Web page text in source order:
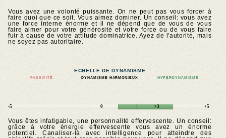
Vous avez une volonté puissante. On ne peut pas vous forcer à
faire quoi que ce soit. Vous aimez dominer. Un conseil: vous avez
une force interne énorme et il ne dépend que de vous de vous
faire aimer pour votre générosité et votre force ou de vous faire
fuir à cause de votre attitude dominatrice. Ayez de l'autorité, mais
ne soyez pas autoritaire.
ECHELLE DE DYNAMISME
PASSIVITÉ DYNAMISME HARMONIEUX HYPERDYNAMISME
-5 0 +3 +5
Vous êtes infatigable, une personnalité effervescente. Un conseil:
grâce à votre énergie effervescente vous avez un énorme
potentiel. Canaliser-là avec intelligence pour atteindre des